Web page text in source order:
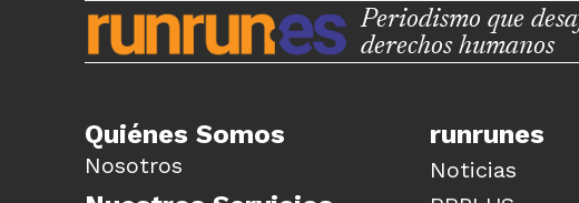
Periodismo que
derechos humanos
Quiénes Somos
Nosotros
runrunes
Noticias